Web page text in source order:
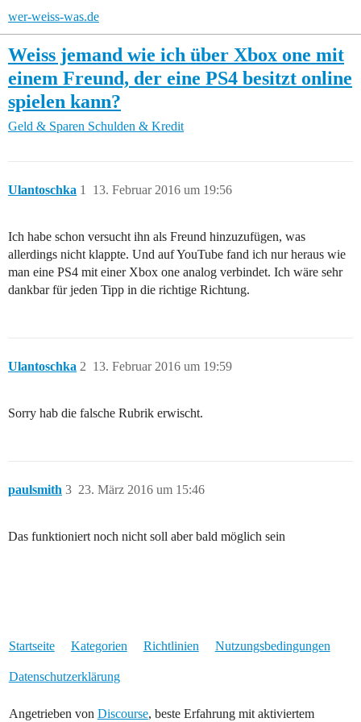
wer-weiss-was.de
Weiss jemand wie ich über Xbox one mit
einem Freund, der eine PS4 besitzt online
spielen kann?
Geld & Sparen Schulden & Kredit
Ulantoschka 13. Februar 2016 um 19:56
1
Ich habe schon versucht ihn als Freund hinzuzufügen, was
allerdings nicht klappte. Und auf YouTube fand ich nur heraus wie
man eine PS4 mit einer Xbox one analog verbindet. Ich wäre sehr
dankbar für jeden Tipp in die richtige Richtung.
Ulantoschka 13. Februar 2016 um 19:59
2
Sorry hab die falsche Rubrik erwischt.
paulsmith 23. März 2016 um 15:46
3
Das funktioniert noch nicht soll aber bald möglich sein
Startseite Kategorien Richtlinien Nutzungsbedingungen
Datenschutzerklärung
Angetrieben von Discourse, beste Erfahrung mit aktiviertem